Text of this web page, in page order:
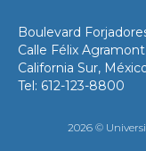
Boulevard
Calle Félix
California Sur,
Tel: 612-123-8800
2026 ©